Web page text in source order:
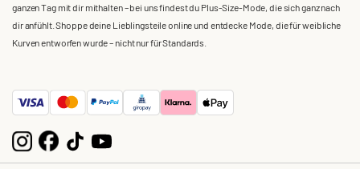
ganzen Tag mit dir mithalten – bei uns findest du Plus-Size-Mode, die sich ganz nach
dir anfühlt. Shoppe deine Lieblingsteile online und entdecke Mode, die für weibliche
Kurven entworfen wurde – nicht nur für Standards.